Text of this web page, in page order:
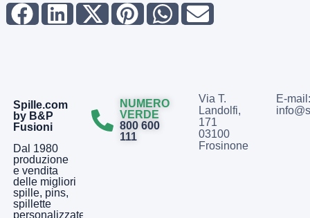
Spille.com
by B&P
Fusioni
Dal 1980
produzione
e vendita
delle migliori
spille, pins,
spillette
personalizzate
NUMERO
VERDE
800 600
111
Via T.
Landolfi,
171
03100
Frosinone
E-mail: